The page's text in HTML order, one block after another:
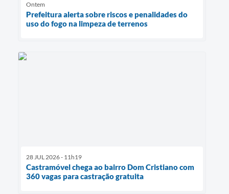
Ontem
Prefeitura alerta sobre riscos e penalidades do
uso do fogo na limpeza de terrenos
28 JUL 2026 - 11h19
Castramóvel chega ao bairro Dom Cristiano com
360 vagas para castração gratuita